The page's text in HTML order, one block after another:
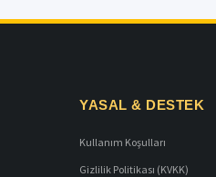
YASAL & DESTEK
Kullanım Koşulları
Gizlilik Politikası (KVKK)